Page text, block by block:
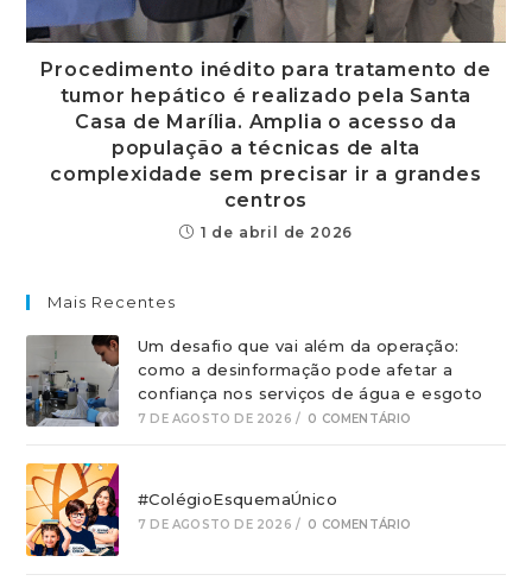
Procedimento inédito para tratamento de
tumor hepático é realizado pela Santa
Casa de Marília. Amplia o acesso da
população a técnicas de alta
complexidade sem precisar ir a grandes
centros
1 de abril de 2026
Mais Recentes
Um desafio que vai além da operação:
como a desinformação pode afetar a
confiança nos serviços de água e esgoto
7 DE AGOSTO DE 2026 / 0 COMENTÁRIO
#ColégioEsquemaÚnico
7 DE AGOSTO DE 2026 / 0 COMENTÁRIO